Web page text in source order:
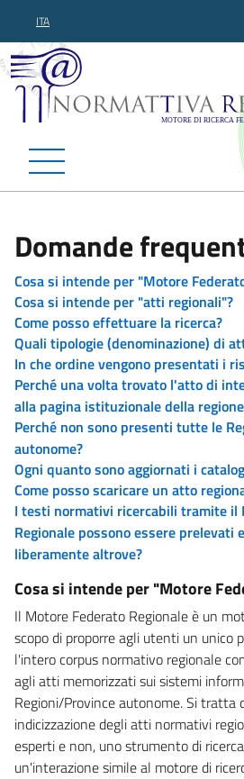
ITA
Normattiva
Domande
Cosa si intende per "Motore
Cosa si intende per "atti regionali"?
Come posso effettuare la ricerca?
Quali tipologie (denominazione) di
In che ordine vengono presentati i
Perché una volta trovato l'atto di
alla pagina istituzionale della
Perché non sono presenti tutte le
autonome?
Ogni quanto sono aggiornati i
Come posso scaricare un atto
I testi normativi ricercabili tramite il
Regionale possono essere prelevati
liberamente altrove?
Cosa si intende per "Motore
Il Motore Federato Regionale è un
scopo di proporre agli utenti un unico
l'intero corpus normativo regionale
agli atti memorizzati sui sistemi
Regioni/Province autonome. Si tratta
indicizzazione degli atti normativi
esperti e non, uno strumento di
un'interazione simile al motore di